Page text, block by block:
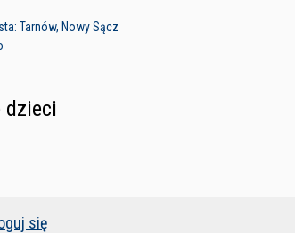
Tarnów, Nowy Sącz
dzieci
się